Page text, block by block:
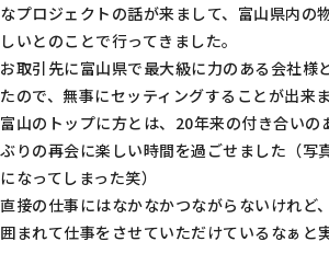
なプロジェクトの話が来まして、富山県内の
しいとのことで行ってきました。
お取引先に富山県で最大級に力のある会社様
たので、無事にセッティングすることが出
富山のトップに方とは、20年来の付き合いの
ぶりの再会に楽しい時間を過ごせました（写
になってしまった笑）
直接の仕事にはなかなかつながらないけれど
囲まれて仕事をさせていただけているなぁと